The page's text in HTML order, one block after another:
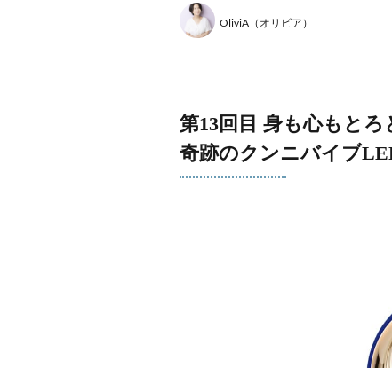
OliviA（オリビア）
第13回目 身も心もと
奇跡のクンニバイブ